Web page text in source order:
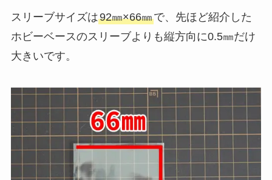
スリーブサイズは92㎜×66㎜で、先ほど紹介した
ホビーベースのスリーブよりも縦方向に0.5㎜だけ
大きいです。